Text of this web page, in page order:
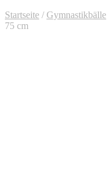
Startseite / Gymnastikbälle
75 cm